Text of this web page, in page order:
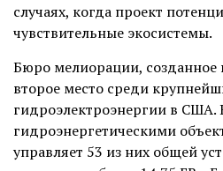
случаях, когда проект
чувствительные экосистемы.
Бюро мелиорации, созданное
второе место среди
гидроэлектроэнергии в США.
гидроэнергетическими
управляет 53 из них общей